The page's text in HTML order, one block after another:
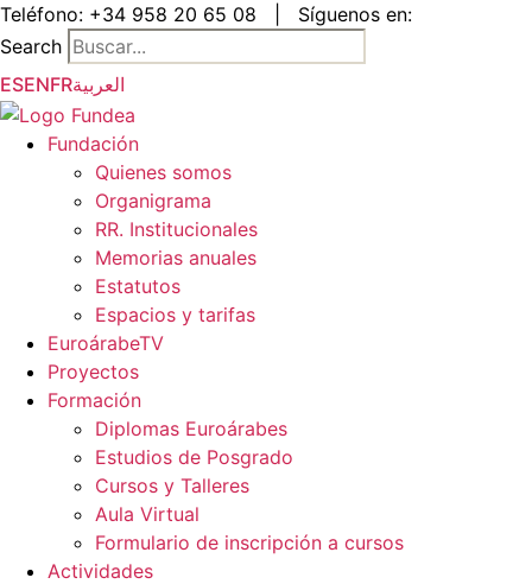
Saltar
al
contenido
Teléfono: +34 958 20 65 08
Síguenos en:
Search
ESENFRالعربية
Fundación
Quienes somos
Organigrama
RR. Institucionales
Memorias anuales
Estatutos
Espacios y tarifas
EuroárabeTV
Proyectos
Formación
Diplomas Euroárabes
Estudios de Posgrado
Cursos y Talleres
Aula Virtual
Formulario de inscripción a cursos
Actividades